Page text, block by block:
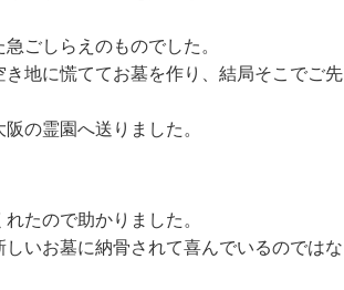
ごしらえのものでした。
地に慌ててお墓を作り、結局そこでご先
の霊園へ送りました。
たので助かりました。
いお墓に納骨されて喜んでいるのではな